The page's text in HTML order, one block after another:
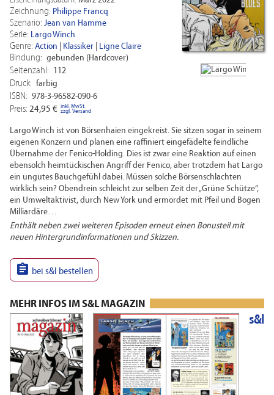
 
Zeichnung: Philippe Francq
Szenario: Jean van Hamme
Serie: Largo Winch
Genre: Action Klassiker Ligne Claire
Bindung: gebunden (Hardcover)
Seitenzahl: 112
Druck: farbig
ISBN: 978-3-96582-090-6
Preis: 24,95 € inkl. MwSt.
zzgl. Versand
Largo Winch ist von Börsenhaien eingekreist. Sie sitzen sogar in seinem
eigenen Konzern und planen eine raffiniert eingefädelte feindliche
Übernahme der Fenico-Holding. Dies ist zwar eine Reaktion auf einen
ebensolch heimtückischen Angriff der Fenico, aber trotzdem hat Largo
ein ungutes Bauchgefühl dabei. Müssen solche Börsenschlachten
wirklich sein? Obendrein schleicht zur selben Zeit der „Grüne Schütze“,
ein Umweltaktivist, durch New York und ermordet mit Pfeil und Bogen
Milliardäre…
Enthält neben zwei weiteren Episoden erneut einen Bonusteil mit
neuen Hintergrundinformationen und Skizzen.
 bei s&l bestellen
MEHR INFOS IM S&L MAGAZIN
s&l